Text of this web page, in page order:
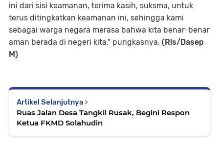
ini dari sisi keamanan, terima kasih, suksma, untuk
terus ditingkatkan keamanan ini, sehingga kami
sebagai warga negara merasa bahwa kita benar-benar
aman berada di negeri kita," pungkasnya. (Rls/Dasep
M)
Artikel Selanjutnya
Ruas Jalan Desa Tangkil Rusak, Begini Respon
Ketua FKMD Solahudin